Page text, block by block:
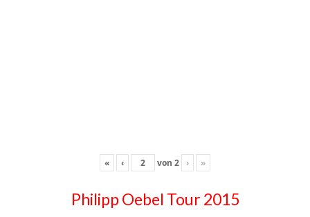
« ‹ von 2 › »
Philipp Oebel Tour 2015